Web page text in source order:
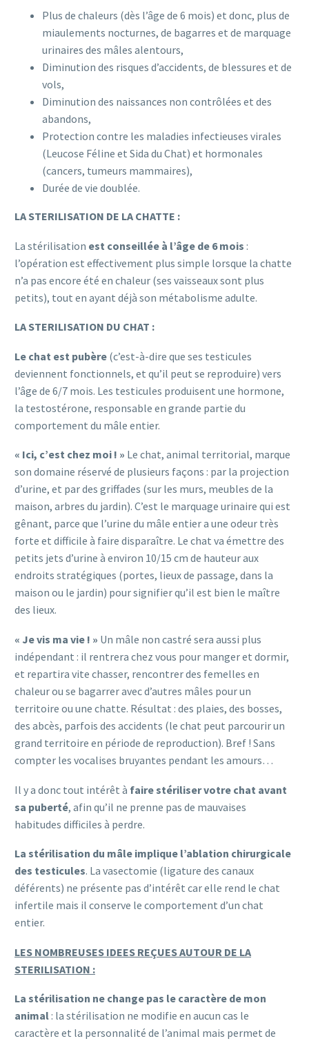
Plus de chaleurs (dès l’âge de 6 mois) et donc, plus de
miaulements nocturnes, de bagarres et de marquage
urinaires des mâles alentours,
Diminution des risques d’accidents, de blessures et de
vols,
Diminution des naissances non contrôlées et des
abandons,
Protection contre les maladies infectieuses virales
(Leucose Féline et Sida du Chat) et hormonales
(cancers, tumeurs mammaires),
Durée de vie doublée.
LA STERILISATION DE LA CHATTE :
La stérilisation est conseillée à l’âge de 6 mois :
l’opération est effectivement plus simple lorsque la chatte
n’a pas encore été en chaleur (ses vaisseaux sont plus
petits), tout en ayant déjà son métabolisme adulte.
LA STERILISATION DU CHAT :
Le chat est pubère (c’est-à-dire que ses testicules
deviennent fonctionnels, et qu’il peut se reproduire) vers
l’âge de 6/7 mois. Les testicules produisent une hormone,
la testostérone, responsable en grande partie du
comportement du mâle entier.
« Ici, c’est chez moi ! » Le chat, animal territorial, marque
son domaine réservé de plusieurs façons : par la projection
d’urine, et par des griffades (sur les murs, meubles de la
maison, arbres du jardin). C’est le marquage urinaire qui est
gênant, parce que l’urine du mâle entier a une odeur très
forte et difficile à faire disparaître. Le chat va émettre des
petits jets d’urine à environ 10/15 cm de hauteur aux
endroits stratégiques (portes, lieux de passage, dans la
maison ou le jardin) pour signifier qu’il est bien le maître
des lieux.
« Je vis ma vie ! » Un mâle non castré sera aussi plus
indépendant : il rentrera chez vous pour manger et dormir,
et repartira vite chasser, rencontrer des femelles en
chaleur ou se bagarrer avec d’autres mâles pour un
territoire ou une chatte. Résultat : des plaies, des bosses,
des abcès, parfois des accidents (le chat peut parcourir un
grand territoire en période de reproduction). Bref ! Sans
compter les vocalises bruyantes pendant les amours…
Il y a donc tout intérêt à faire stériliser votre chat avant
sa puberté, afin qu’il ne prenne pas de mauvaises
habitudes difficiles à perdre.
La stérilisation du mâle implique l’ablation chirurgicale
des testicules. La vasectomie (ligature des canaux
déférents) ne présente pas d’intérêt car elle rend le chat
infertile mais il conserve le comportement d’un chat
entier.
LES NOMBREUSES IDEES REÇUES AUTOUR DE LA
STERILISATION :
La stérilisation ne change pas le caractère de mon
animal : la stérilisation ne modifie en aucun cas le
caractère et la personnalité de l’animal mais permet de